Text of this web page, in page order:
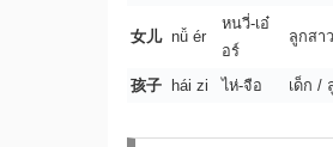
女儿 nǚ ér
หนวี่-เอ๋
อร์
ลูกสาว
孩子 hái zi ไห่-จือ เด็ก /